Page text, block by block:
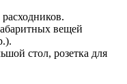
вещей
стол, розетка для